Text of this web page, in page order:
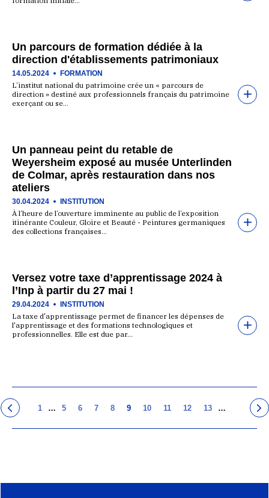
Un parcours de formation dédiée à la
direction d'établissements patrimoniaux
14.05.2024 FORMATION
L’institut national du patrimoine crée un « parcours de
direction » destiné aux professionnels français du patrimoine
exerçant ou se…
Un panneau peint du retable de
Weyersheim exposé au musée Unterlinden
de Colmar, après restauration dans nos
ateliers
30.04.2024 INSTITUTION
À l’heure de l’ouverture imminente au public de l’exposition
itinérante Couleur, Gloire et Beauté - Peintures germaniques
des collections françaises…
Versez votre taxe d’apprentissage 2024 à
l’Inp à partir du 27 mai !
29.04.2024 INSTITUTION
La taxe d'apprentissage permet de financer les dépenses de
l'apprentissage et des formations technologiques et
professionnelles. Elle est due par…
1 … 5 6 7 8 9 10 11 12 13 …